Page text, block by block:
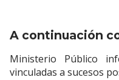
A continuación
Ministerio Público
vinculadas a sucesos